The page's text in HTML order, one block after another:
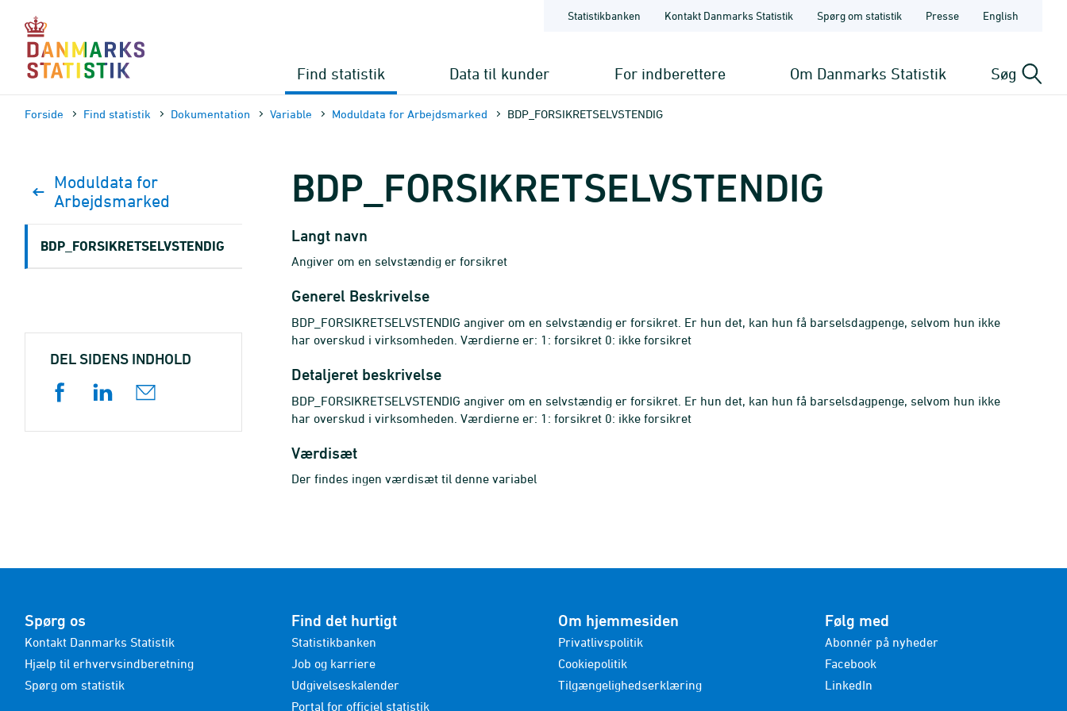
sidens
indhold
Statistikbanken Kontakt Danmarks Statistik Spørg om statistik Presse English
Find statistik Data til kunder For indberettere Om Danmarks Statistik Søg
Forside Find statistik Dokumen­tation Variable Moduldata for Arbejdsmarked BDP_FORSIKRETSELVSTENDIG
BDP_FORSIKRETSELVSTENDIG
Langt navn
Angiver om en selvstændig er forsikret
Generel Beskrivelse
BDP_FORSIKRETSELVSTENDIG angiver om en selvstændig er forsikret. Er hun det, kan hun få barselsdagpenge, selvom hun ikke
har overskud i virksomheden. Værdierne er: 1: forsikret 0: ikke forsikret
Detaljeret beskrivelse
BDP_FORSIKRETSELVSTENDIG angiver om en selvstændig er forsikret. Er hun det, kan hun få barselsdagpenge, selvom hun ikke
har overskud i virksomheden. Værdierne er: 1: forsikret 0: ikke forsikret
Værdisæt
Der findes ingen værdisæt til denne variabel
Moduldata for
Arbejdsmarked
BDP_FORSIKRETSELVSTENDIG
DEL SIDENS INDHOLD
Spørg os
Kontakt Danmarks Statistik
Hjælp til erhvervsindberetning
Spørg om statistik
Find det hurtigt
Statistikbanken
Job og karriere
Udgivelseskalender
Portal for officiel statistik
Om hjemmesiden
Privatlivspolitik
Cookiepolitik
Tilgængelighedserklæring
Følg med
Abonnér på nyheder
Facebook
LinkedIn